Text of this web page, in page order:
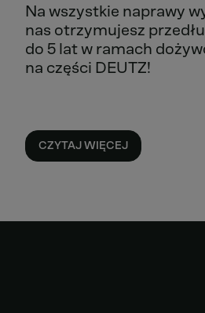
Na wszystkie naprawy
nas otrzymujesz
do 5 lat w ramach
na części DEUTZ!
CZYTAJ WIĘCEJ